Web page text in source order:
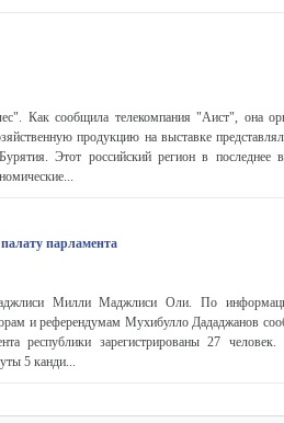
Как сообщила телекомпания "Аист", она
продукцию на выставке
Этот российский регион в
парламента
Милли Маджлиси Оли. По
и референдумам Мухибулло Дададжанов
республики зарегистрированы 27
5 канди...